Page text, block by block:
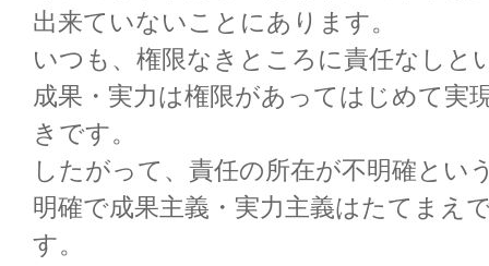
出来ていないことにあります。
いつも、権限なきところに責任なしと
成果・実力は権限があってはじめて実
きです。
したがって、責任の所在が不明確とい
明確で成果主義・実力主義はたてまえ
す。